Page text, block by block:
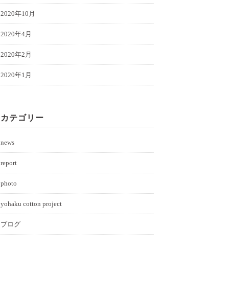
2020年10月
2020年4月
2020年2月
2020年1月
カテゴリー
news
report
photo
yohaku cotton project
ブログ